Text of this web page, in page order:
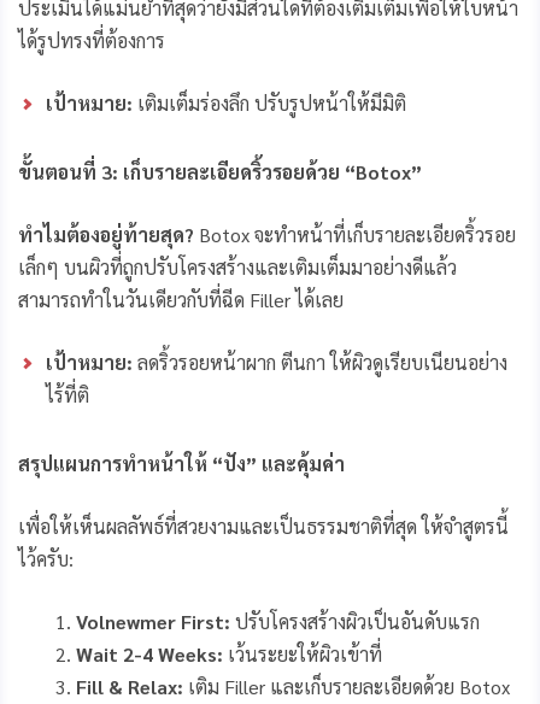
ประเมินได้แม่นยำที่สุดว่ายังมีส่วนใดที่ต้องเติมเต็มเพื่อให้ใบหน้า
ได้รูปทรงที่ต้องการ
เป้าหมาย: เติมเต็มร่องลึก ปรับรูปหน้าให้มีมิติ
ขั้นตอนที่ 3: เก็บรายละเอียดริ้วรอยด้วย “Botox”
ทำไมต้องอยู่ท้ายสุด? Botox จะทำหน้าที่เก็บรายละเอียดริ้วรอย
เล็กๆ บนผิวที่ถูกปรับโครงสร้างและเติมเต็มมาอย่างดีแล้ว
สามารถทำในวันเดียวกับที่ฉีด Filler ได้เลย
เป้าหมาย: ลดริ้วรอยหน้าผาก ตีนกา ให้ผิวดูเรียบเนียนอย่าง
ไร้ที่ติ
สรุปแผนการทำหน้าให้ “ปัง” และคุ้มค่า
เพื่อให้เห็นผลลัพธ์ที่สวยงามและเป็นธรรมชาติที่สุด ให้จำสูตรนี้
ไว้ครับ:
Volnewmer First: ปรับโครงสร้างผิวเป็นอันดับแรก
Wait 2-4 Weeks: เว้นระยะให้ผิวเข้าที่
Fill & Relax: เติม Filler และเก็บรายละเอียดด้วย Botox